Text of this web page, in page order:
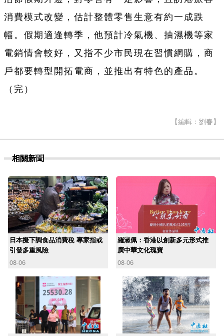
消費模式改變，估計整體零售生意有約一成跌
幅。假期適逢轉季，他預計冷氣機、抽濕機等家
電銷情會較好，又指不少市民現在習慣網購，商
戶都要轉型開拓電商，並推出有特色的產品。
（完）
【編輯：劉春】
相關新聞
日本擬下調食品消費稅 專家指或
引發多重風險
08-06
羅淑佩：香港以創新多元形式推
廣中華文化瑰寶
08-06